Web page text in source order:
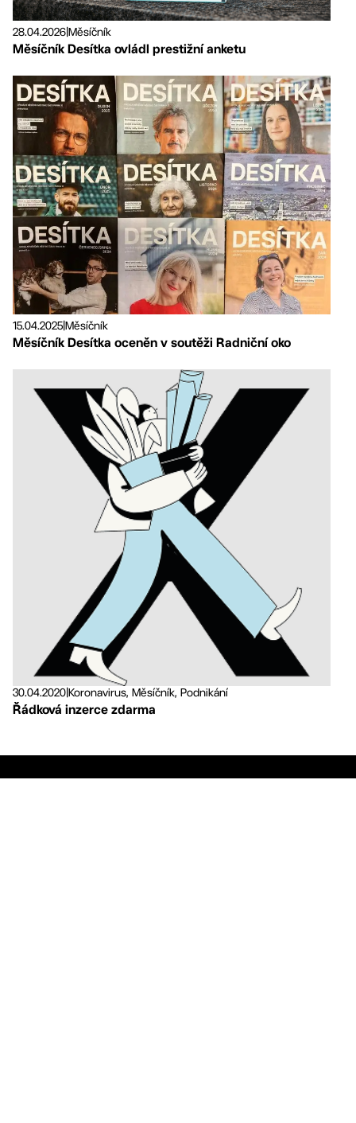
28.04.2026Měsíčník
Měsíčník Desítka ovládl prestižní anketu
15.04.2025Měsíčník
Měsíčník Desítka oceněn v soutěži Radniční oko
30.04.2020Koronavirus, Měsíčník, Podnikání
Řádková inzerce zdarma